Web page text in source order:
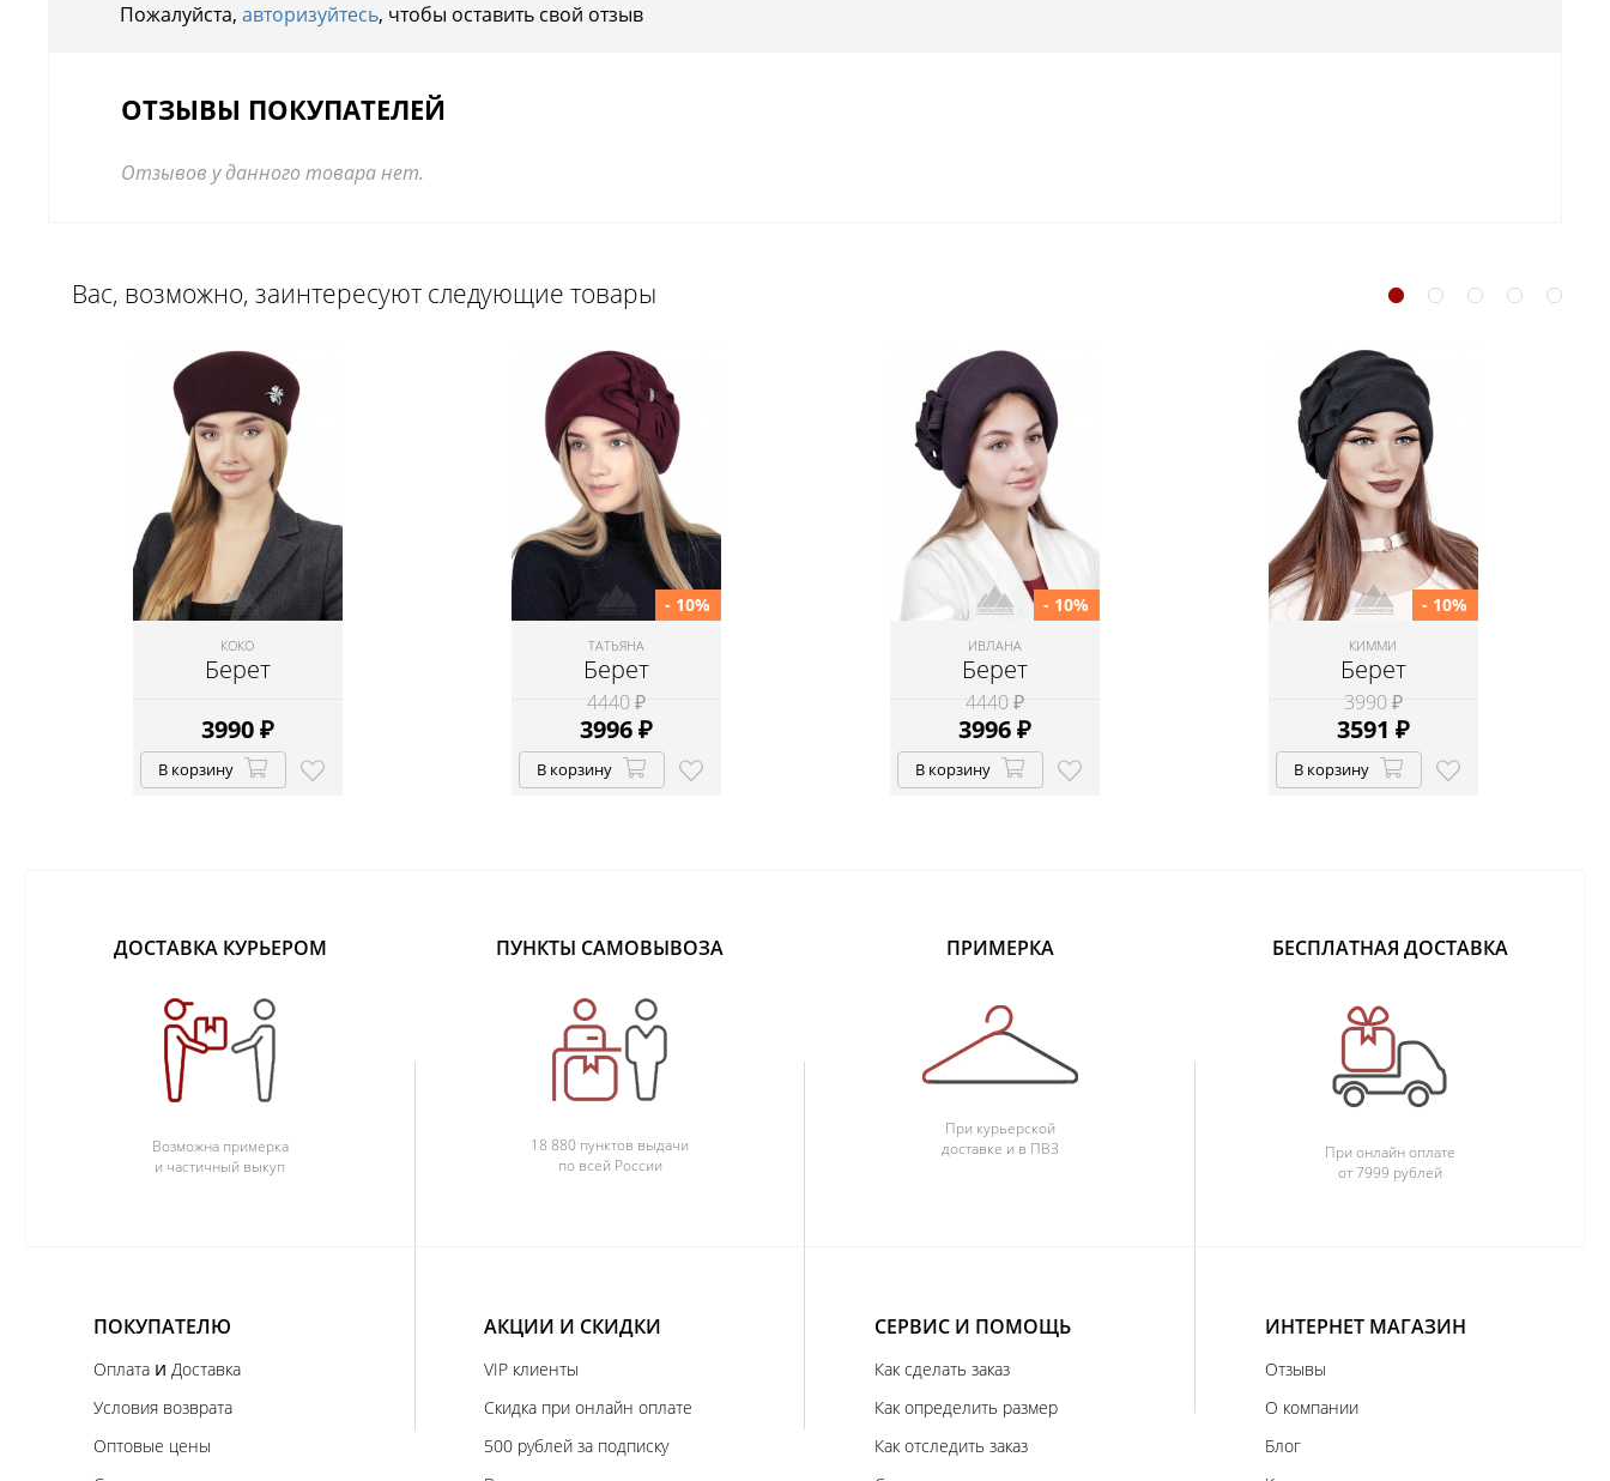
Пожалуйста, авторизуйтесь, чтобы оставить свой отзыв
ОТЗЫВЫ ПОКУПАТЕЛЕЙ
Отзывов у данного товара нет.
Вас, возможно, заинтересуют следующие товары
КОКО
Берет
3990₽
В корзину
ТАТЬЯНА
Берет
4440 ₽
3996₽
- 10%
В корзину
ИВЛАНА
Берет
4440 ₽
3996₽
- 10%
В корзину
КИММИ
Берет
3990 ₽
3591 ₽
- 10%
В корзину
ДОСТАВКА КУРЬЕРОМ
Возможна примерка
и частичный выкуп
ПУНКТЫ САМОВЫВОЗА
18 880 пунктов выдачи
по всей России
ПРИМЕРКА
При курьерской
доставке и в ПВЗ
БЕСПЛАТНАЯ ДОСТАВКА
При онлайн оплате
от 7999 рублей
ПОКУПАТЕЛЮ
Оплата и Доставка
Условия возврата
Оптовые цены
АКЦИИ И СКИДКИ
VIP клиенты
Скидка при онлайн оплате
500 рублей за подписку
СЕРВИС И ПОМОЩЬ
Как сделать заказ
Как определить размер
Как отследить заказ
ИНТЕРНЕТ МАГАЗИН
Отзывы
О компании
Блог